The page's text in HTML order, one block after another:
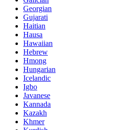
Georgian
Gujarati
Haitian
Hausa
Hawaiian
Hebrew
Hmong
Hungarian
Icelandic
Igbo
Javanese
Kannada
Kazakh
Khmer